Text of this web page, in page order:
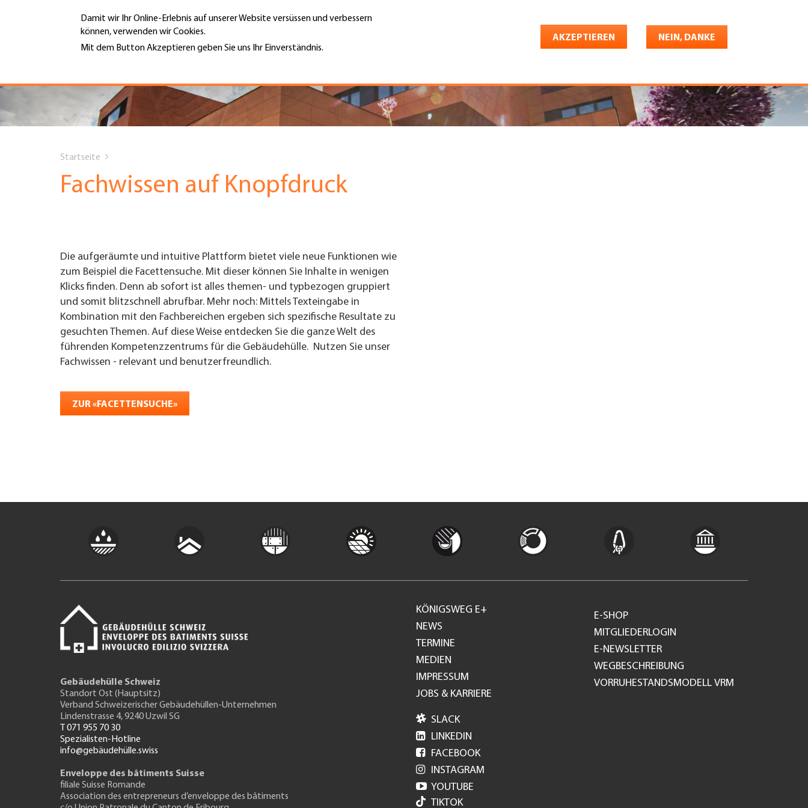
Damit wir Ihr Online-Erlebnis auf unserer Website versüssen und verbessern
können, verwenden wir Cookies.
Mit dem Button Akzeptieren geben Sie uns Ihr Einverständnis.
AKZEPTIEREN NEIN, DANKE
Hauptnavigation
PORTRÄT
DIENSTLEISTUNGEN
JOBS & KARRIERE
UNTERNEHMEN FINDEN
MENÜ
Top
Menu
Jobs & Karriere Shop Konto Deutsch
are
Startseite
Fachwissen auf Knopfdruck
Die aufgeräumte und intuitive Plattform bietet viele neue Funktionen wie
zum Beispiel die Facettensuche. Mit dieser können Sie Inhalte in wenigen
Klicks finden. Denn ab sofort ist alles themen- und typbezogen gruppiert
und somit blitzschnell abrufbar. Mehr noch: Mittels Texteingabe in
Kombination mit den Fachbereichen ergeben sich spezifische Resultate zu
gesuchten Themen. Auf diese Weise entdecken Sie die ganze Welt des
führenden Kompetenzzentrums für die Gebäudehülle. Nutzen Sie unser
Fachwissen - relevant und benutzerfreundlich.
ZUR «FACETTENSUCHE»
Gebäudehülle Schweiz
Standort Ost (Hauptsitz)
Verband Schweizerischer Gebäudehüllen-Unternehmen
Lindenstrasse 4, 9240 Uzwil SG
T 071 955 70 30
Spezialisten-Hotline
info@gebäudehülle.swiss
Enveloppe des bâtiments Suisse
filiale Suisse Romande
Association des entrepreneurs d’enveloppe des bâtiments
Footer
GH
KÖNIGSWEG E+
NEWS
TERMINE
MEDIEN
IMPRESSUM
JOBS & KARRIERE
E-SHOP
MITGLIEDERLOGIN
E-NEWSLETTER
WEGBESCHREIBUNG
VORRUHESTANDSMODELL VRM
 SLACK
 LINKEDIN
 FACEBOOK
 INSTAGRAM
 YOUTUBE
TIKTOK